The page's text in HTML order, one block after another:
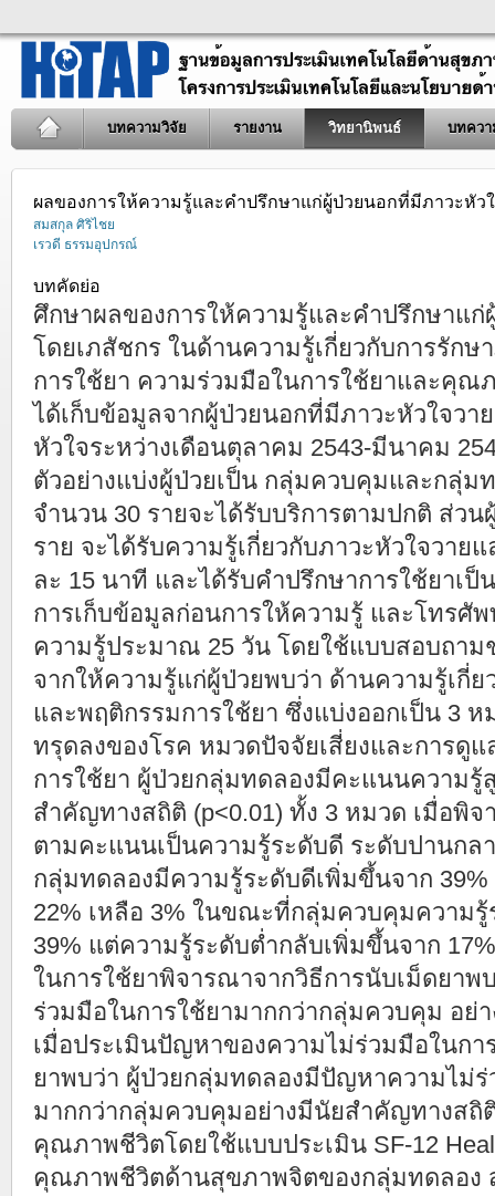
บทความวิจัย รายงาน วิทยานิพนธ์ บทควา
ผลของการให้ความรู้และคำปรึกษาแก่ผู้ป่วยนอกที่มีภาวะหัว
สมสกุล ศิริไชย
เรวดี ธรรมอุปกรณ์
บทคัดย่อ
ศึกษาผลของการให้ความรู้และคำปรึกษาแ
โดยเภสัชกร ในด้านความรู้เกี่ยวกับการรักษ
การใช้ยา ความร่วมมือในการใช้ยาและคุณ
ได้เก็บข้อมูลจากผู้ป่วยนอกที่มีภาวะหัวใจว
หัวใจระหว่างเดือนตุลาคม 2543-มีนาคม
ตัวอย่างแบ่งผู้ป่วยเป็น กลุ่มควบคุมและกลุ่
จำนวน 30 รายจะได้รับบริการตามปกติ ส่ว
ราย จะได้รับความรู้เกี่ยวกับภาวะหัวใจวาย
ละ 15 นาที และได้รับคำปรึกษาการใช้ยาเป็
การเก็บข้อมูลก่อนการให้ความรู้ และโทรศั
ความรู้ประมาณ 25 วัน โดยใช้แบบสอบถาม
จากให้ความรู้แก่ผู้ป่วยพบว่า ด้านความรู้เกี่ย
และพฤติกรรมการใช้ยา ซึ่งแบ่งออกเป็น 3
ทรุดลงของโรค หมวดปัจจัยเสี่ยงและการดู
การใช้ยา ผู้ป่วยกลุ่มทดลองมีคะแนนความรู้
สำคัญทางสถิติ (p<0.01) ทั้ง 3 หมวด เมื่อพิ
ตามคะแนนเป็นความรู้ระดับดี ระดับปานกล
กลุ่มทดลองมีความรู้ระดับดีเพิ่มขึ้นจาก 39%
22% เหลือ 3% ในขณะที่กลุ่มควบคุมความรู้
39% แต่ความรู้ระดับต่ำกลับเพิ่มขึ้นจาก
ในการใช้ยาพิจารณาจากวิธีการนับเม็ดยา
ร่วมมือในการใช้ยามากกว่ากลุ่มควบคุม อย่
เมื่อประเมินปัญหาของความไม่ร่วมมือในกา
ยาพบว่า ผู้ป่วยกลุ่มทดลองมีปัญหาความไม่ร่
มากกว่ากลุ่มควบคุมอย่างมีนัยสำคัญทางสถิ
คุณภาพชีวิตโดยใช้แบบประเมิน SF-12
คุณภาพชีวิตด้านสุขภาพจิตของกลุ่มทดลอง